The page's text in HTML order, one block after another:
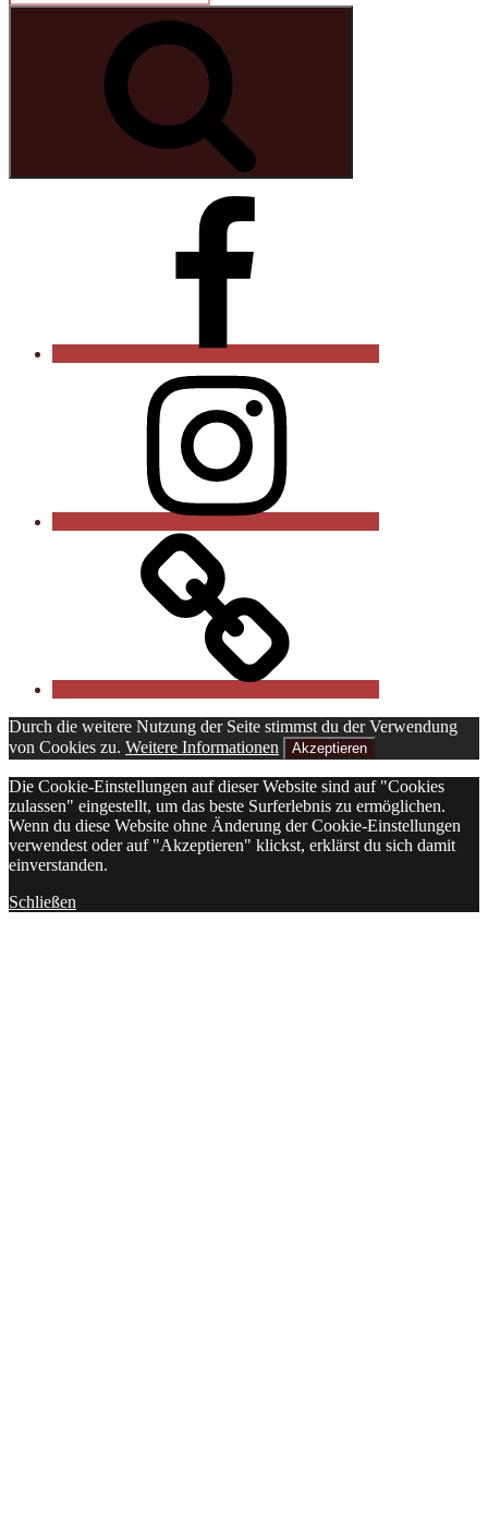
nach:
Durch die weitere Nutzung der Seite stimmst du der Verwendung
von Cookies zu. Weitere Informationen Akzeptieren
Die Cookie-Einstellungen auf dieser Website sind auf "Cookies
zulassen" eingestellt, um das beste Surferlebnis zu ermöglichen.
Wenn du diese Website ohne Änderung der Cookie-Einstellungen
verwendest oder auf "Akzeptieren" klickst, erklärst du sich damit
einverstanden.
Schließen